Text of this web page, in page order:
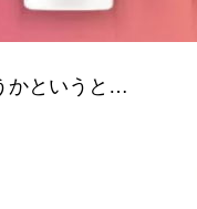
かというと…